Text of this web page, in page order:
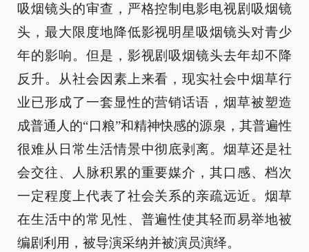
吸烟镜头的审查，严格控制电影电视剧吸烟镜
头，最大限度地降低影视明星吸烟镜头对青少
年的影响。但是，影视剧吸烟镜头去年却不降
反升。从社会因素上来看，现实社会中烟草行
业已形成了一套显性的营销话语，烟草被塑造
成普通人的“口粮”和精神快感的源泉，其普遍性
很难从日常生活情景中彻底剥离。烟草还是社
会交往、人脉积累的重要媒介，其口感、档次
一定程度上代表了社会关系的亲疏远近。烟草
在生活中的常见性、普遍性使其轻而易举地被
编剧利用，被导演采纳并被演员演绎。